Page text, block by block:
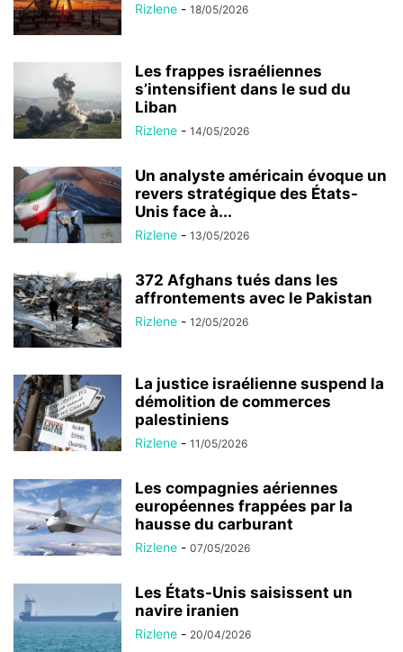
Rizlene - 18/05/2026
Les frappes israéliennes
s’intensifient dans le sud du
Liban
Rizlene - 14/05/2026
Un analyste américain évoque un
revers stratégique des États-
Unis face à...
Rizlene - 13/05/2026
372 Afghans tués dans les
affrontements avec le Pakistan
Rizlene - 12/05/2026
La justice israélienne suspend la
démolition de commerces
palestiniens
Rizlene - 11/05/2026
Les compagnies aériennes
européennes frappées par la
hausse du carburant
Rizlene - 07/05/2026
Les États-Unis saisissent un
navire iranien
Rizlene - 20/04/2026